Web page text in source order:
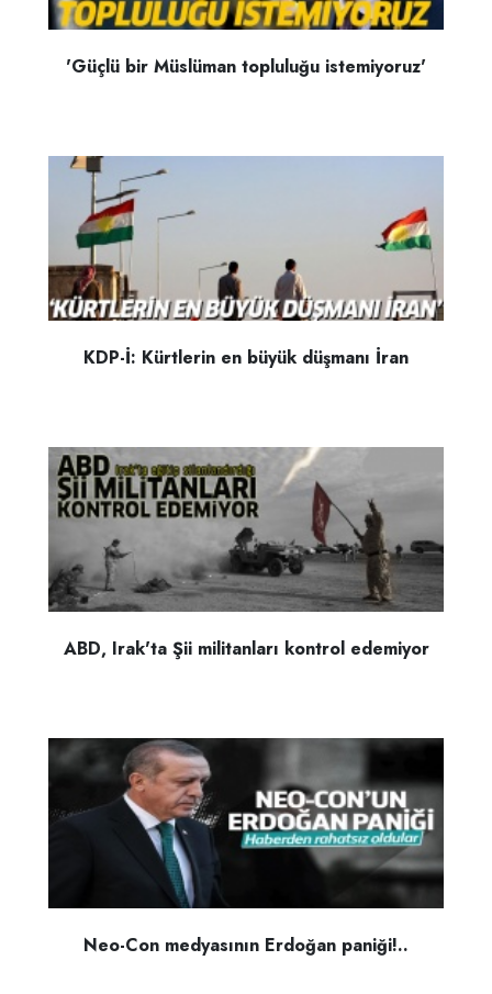
'Güçlü bir Müslüman topluluğu istemiyoruz'
KDP-İ: Kürtlerin en büyük düşmanı İran
ABD, Irak'ta Şii militanları kontrol edemiyor
Neo-Con medyasının Erdoğan paniği!..